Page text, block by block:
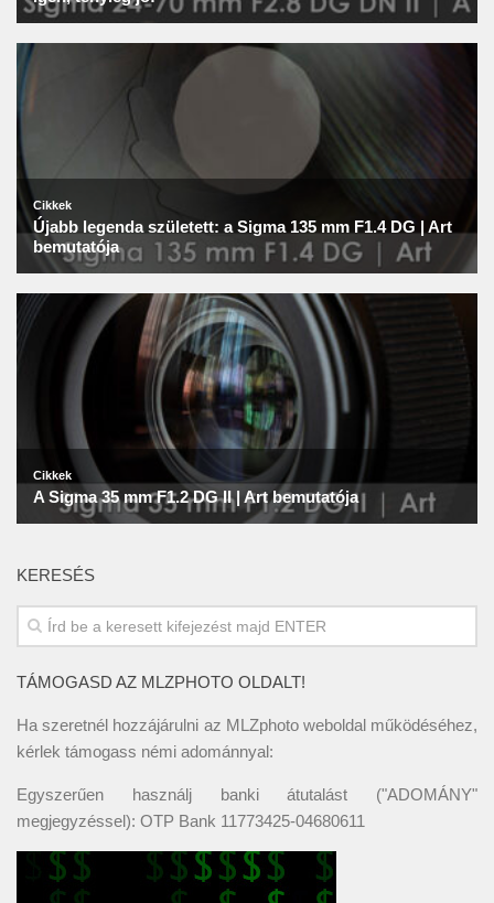
KERESÉS
TÁMOGASD AZ MLZPHOTO OLDALT!
Ha szeretnél hozzájárulni az MLZphoto weboldal működéséhez,
kérlek támogass némi adománnyal:
Egyszerűen használj banki átutalást ("ADOMÁNY"
megjegyzéssel): OTP Bank 11773425-04680611